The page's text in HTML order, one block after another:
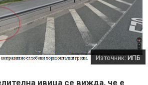
Източник: ИПБ
ивица се вижда, че е